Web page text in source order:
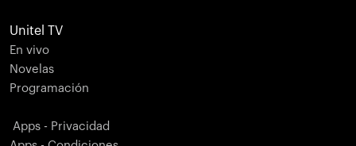
Unitel TV
En vivo
Novelas
Programación
Apps - Privacidad